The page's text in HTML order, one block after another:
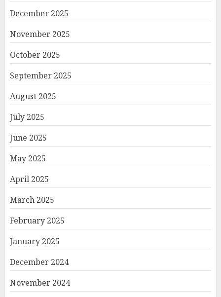
December 2025
November 2025
October 2025
September 2025
August 2025
July 2025
June 2025
May 2025
April 2025
March 2025
February 2025
January 2025
December 2024
November 2024